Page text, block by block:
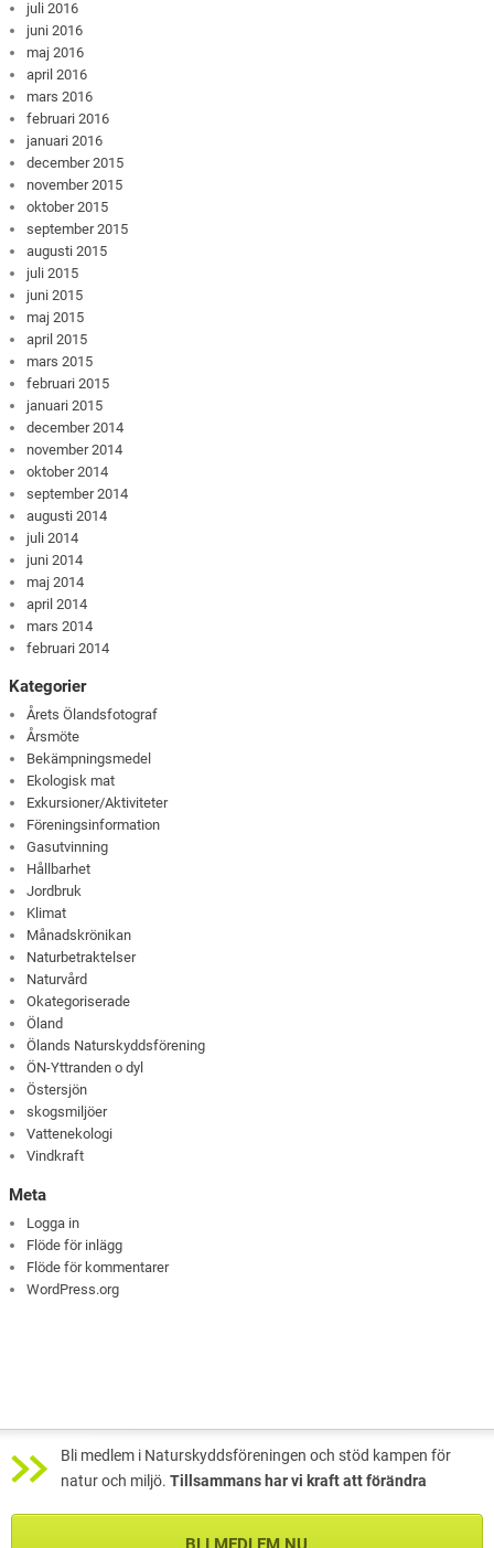
juli 2016
juni 2016
maj 2016
april 2016
mars 2016
februari 2016
januari 2016
december 2015
november 2015
oktober 2015
september 2015
augusti 2015
juli 2015
juni 2015
maj 2015
april 2015
mars 2015
februari 2015
januari 2015
december 2014
november 2014
oktober 2014
september 2014
augusti 2014
juli 2014
juni 2014
maj 2014
april 2014
mars 2014
februari 2014
Kategorier
Årets Ölandsfotograf
Årsmöte
Bekämpningsmedel
Ekologisk mat
Exkursioner/Aktiviteter
Föreningsinformation
Gasutvinning
Hållbarhet
Jordbruk
Klimat
Månadskrönikan
Naturbetraktelser
Naturvård
Okategoriserade
Öland
Ölands Naturskyddsförening
ÖN-Yttranden o dyl
Östersjön
skogsmiljöer
Vattenekologi
Vindkraft
Meta
Logga in
Flöde för inlägg
Flöde för kommentarer
WordPress.org
Bli medlem i Naturskyddsföreningen och stöd kampen för
natur och miljö. Tillsammans har vi kraft att förändra